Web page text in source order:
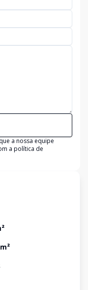
a nossa equipe
a política de
m²